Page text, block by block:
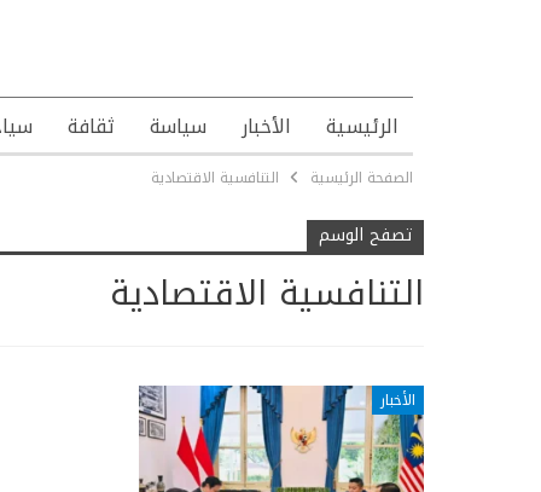
الرئيسية الأخبار سياسة ثقافة
الصفحة الرئيسية التنافسية الاقتصادية
تصفح الوسم
التنافسية الاقتصادية
الأخبار